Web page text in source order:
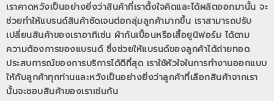
เราคาดหวังเป็นอย่างยิ่งว่าสินค้าที่เราตั้งใจคิดและได้ผลิตออกมานั้น จะ
ช่วยทำให้แบรนด์สินค้าชัดเจนต่อกลุ่มลูกค้ามากขึ้น เราสามารถปรับ
เปลี่ยนสินค้าของเราอาทิเช่น ผ้ากันเปื้อนหรือเสื้อยูนิฟอร์ม ได้ตาม
ความต้องการของแบรนด์ ซึ่งช่วยให้แบรนด์ของลูกค้าได้ถ่ายทอด
ประสบการณ์ของการบริการได้ดีที่สุด เราใช้หัวใจในการทำงานออกแบบ
ให้กับลูกค้าทุกท่านและหวังเป็นอย่างยิ่งว่าลูกค้าที่เลือกสินค้าจากเรา
นั้นจะชอบสินค้าของเราเช่นกัน